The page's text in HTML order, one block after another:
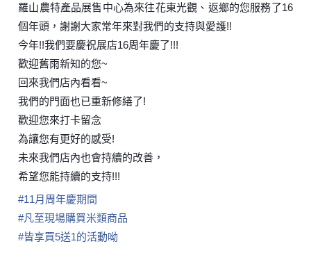
羅山農特產品展售中心為來往花東光觀、返鄉的您服務了16
個年頭，謝謝大家常年來對我們的支持與愛護!!
今年!!我們要慶祝展店16周年慶了!!!
歡迎舊雨新知的您~
回來我們店內看看~
我們的門面也已重新修繕了!
歡迎您來打卡留念
為讓您有更好的感受!
未來我們店內也會持續的改善，
希望您能持續的支持!!!
#11月周年慶期間
#凡至現場購買米類商品
#皆享買5送1的活動呦